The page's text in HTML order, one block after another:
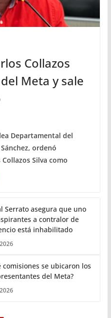
Collazos
Meta y sale
Departamental del
ordenó
Silva como
Serrato asegura que uno
a contralor de
está inhabilitado
comisiones se ubicaron los
del Meta?